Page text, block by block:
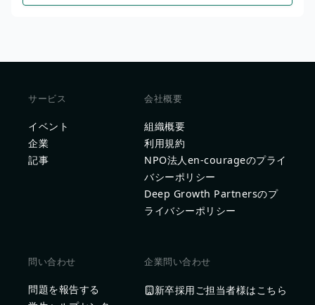
サービス
イベント
企業
記事
会社概要
組織概要
利用規約
NPO法人en-courageのプライ
バシーポリシー
Deep Growth Partnersのプ
ライバシーポリシー
問い合わせ
問題を報告する
企業問い合わせ
新卒採用ご担当者様はこちら